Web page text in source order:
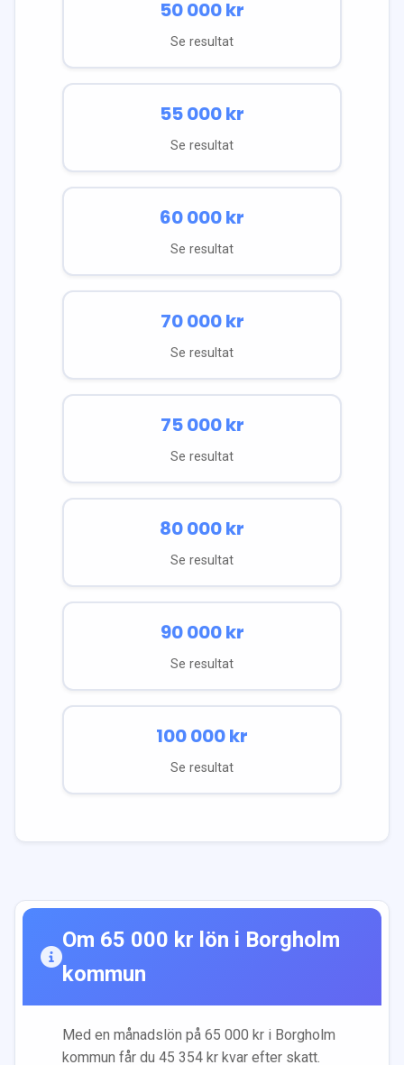
50 000kr
Se resultat
55 000kr
Se resultat
60 000kr
Se resultat
70 000kr
Se resultat
75 000kr
Se resultat
80 000kr
Se resultat
90 000kr
Se resultat
100 000kr
Se resultat
Om 65 000 kr lön i Borgholm
kommun
Med en månadslön på 65 000 kr i Borgholm
kommun får du 45 354 kr kvar efter skatt.